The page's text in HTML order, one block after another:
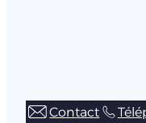
Contact